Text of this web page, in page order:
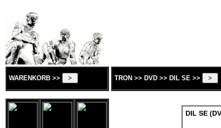
WARENKORB >> TRON >> DVD >> DIL SE >>
DIL SE